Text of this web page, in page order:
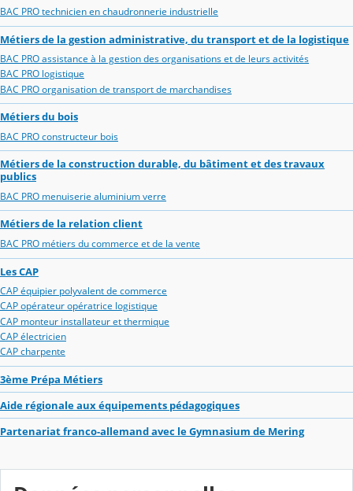
BAC PRO technicien en chaudronnerie industrielle
Métiers de la gestion administrative, du transport et de la logistique
BAC PRO assistance à la gestion des organisations et de leurs activités
BAC PRO logistique
BAC PRO organisation de transport de marchandises
Métiers du bois
BAC PRO constructeur bois
Métiers de la construction durable, du bâtiment et des travaux
publics
BAC PRO menuiserie aluminium verre
Métiers de la relation client
BAC PRO métiers du commerce et de la vente
Les CAP
CAP équipier polyvalent de commerce
CAP opérateur opératrice logistique
CAP monteur installateur et thermique
CAP électricien
CAP charpente
3ème Prépa Métiers
Aide régionale aux équipements pédagogiques
Partenariat franco-allemand avec le Gymnasium de Mering